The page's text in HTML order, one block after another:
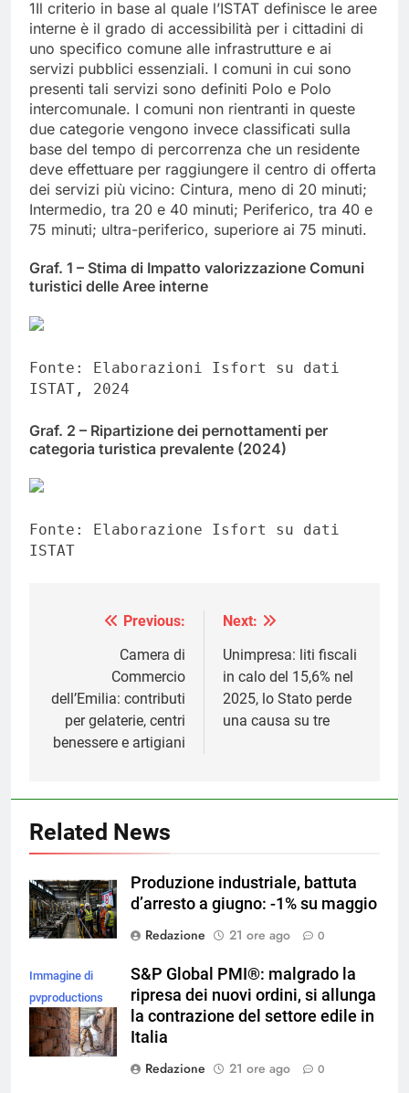
1Il criterio in base al quale l’ISTAT definisce le aree
interne è il grado di accessibilità per i cittadini di
uno specifico comune alle infrastrutture e ai
servizi pubblici essenziali. I comuni in cui sono
presenti tali servizi sono definiti Polo e Polo
intercomunale. I comuni non rientranti in queste
due categorie vengono invece classificati sulla
base del tempo di percorrenza che un residente
deve effettuare per raggiungere il centro di offerta
dei servizi più vicino: Cintura, meno di 20 minuti;
Intermedio, tra 20 e 40 minuti; Periferico, tra 40 e
75 minuti; ultra-periferico, superiore ai 75 minuti.
Graf. 1 – Stima di Impatto valorizzazione Comuni
turistici delle Aree interne
Fonte: Elaborazioni Isfort su dati
ISTAT, 2024
Graf. 2 – Ripartizione dei pernottamenti per
categoria turistica prevalente (2024)
Fonte: Elaborazione Isfort su dati
ISTAT
Navigazione
Previous:
Camera di
Commercio
dell’Emilia: contributi
per gelaterie, centri
benessere e artigiani
Next:
Unimpresa: liti fiscali
in calo del 15,6% nel
2025, lo Stato perde
una causa su tre
Related News
Produzione industriale, battuta
d’arresto a giugno: -1% su maggio
Redazione
21 ore ago 0
Immagine di
pvproductions
su Magnific
S&P Global PMI®: malgrado la
ripresa dei nuovi ordini, si allunga
la contrazione del settore edile in
Italia
Redazione
21 ore ago 0